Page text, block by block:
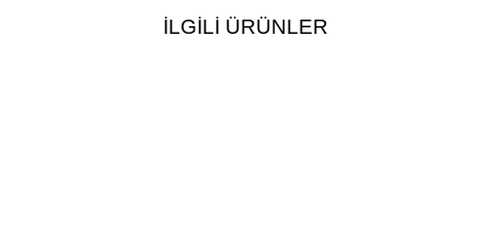
İLGILI ÜRÜNLER